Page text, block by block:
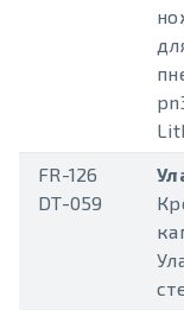
FR-126
DT-059